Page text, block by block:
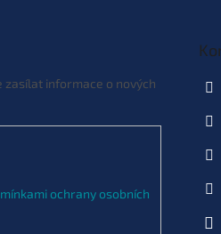
zasílat informace o nových
ochrany osobních